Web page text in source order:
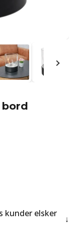
bord
kunder elsker